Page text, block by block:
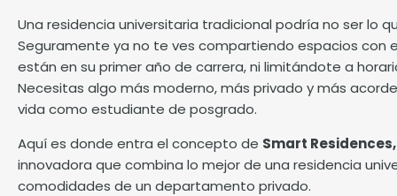
Una residencia universitaria tradicional podría no ser lo
Seguramente ya no te ves compartiendo espacios con
están en su primer año de carrera, ni limitándote a
Necesitas algo más moderno, más privado y más
vida como estudiante de posgrado.
Aquí es donde entra el concepto de Smart Residences,
innovadora que combina lo mejor de una residencia
comodidades de un departamento privado.